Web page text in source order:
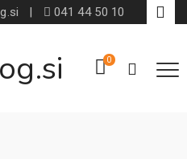
| 041 44 50 10
0